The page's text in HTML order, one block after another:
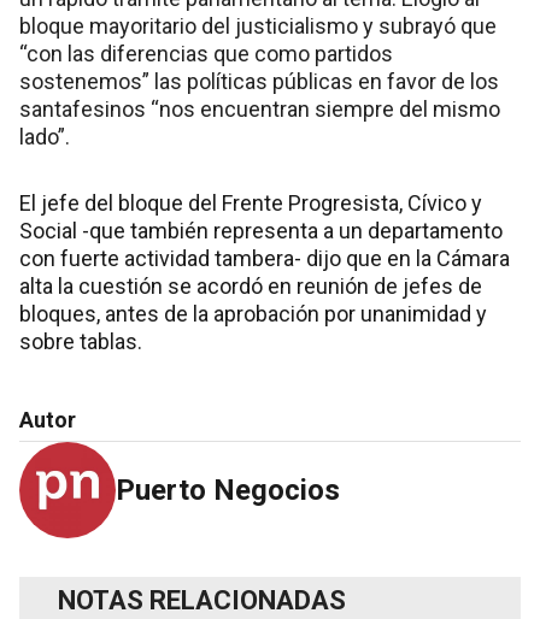
bloque mayoritario del justicialismo y subrayó que
“con las diferencias que como partidos
sostenemos” las políticas públicas en favor de los
santafesinos “nos encuentran siempre del mismo
lado”.
El jefe del bloque del Frente Progresista, Cívico y
Social -que también representa a un departamento
con fuerte actividad tambera- dijo que en la Cámara
alta la cuestión se acordó en reunión de jefes de
bloques, antes de la aprobación por unanimidad y
sobre tablas.
Autor
Puerto Negocios
NOTAS RELACIONADAS